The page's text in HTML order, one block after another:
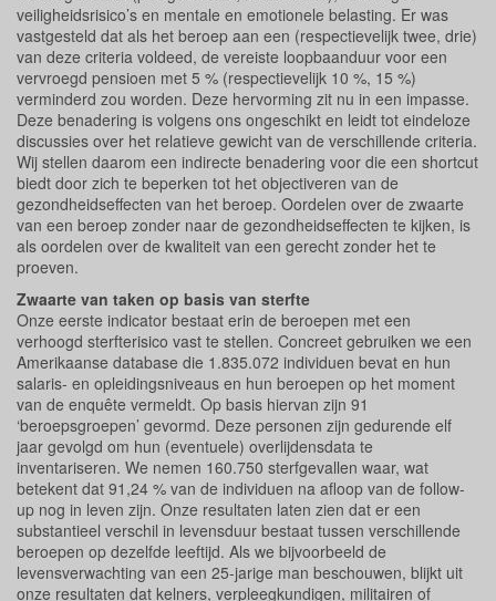
veiligheidsrisico’s en mentale en emotionele belasting. Er was
vastgesteld dat als het beroep aan een (respectievelijk twee, drie)
van deze criteria voldeed, de vereiste loopbaanduur voor een
vervroegd pensioen met 5 % (respectievelijk 10 %, 15 %)
verminderd zou worden. Deze hervorming zit nu in een impasse.
Deze benadering is volgens ons ongeschikt en leidt tot eindeloze
discussies over het relatieve gewicht van de verschillende criteria.
Wij stellen daarom een indirecte benadering voor die een shortcut
biedt door zich te beperken tot het objectiveren van de
gezondheidseffecten van het beroep. Oordelen over de zwaarte
van een beroep zonder naar de gezondheidseffecten te kijken, is
als oordelen over de kwaliteit van een gerecht zonder het te
proeven.
Zwaarte van taken op basis van sterfte
Onze eerste indicator bestaat erin de beroepen met een
verhoogd sterfterisico vast te stellen. Concreet gebruiken we een
Amerikaanse database die 1.835.072 individuen bevat en hun
salaris- en opleidingsniveaus en hun beroepen op het moment
van de enquête vermeldt. Op basis hiervan zijn 91
‘beroepsgroepen’ gevormd. Deze personen zijn gedurende elf
jaar gevolgd om hun (eventuele) overlijdensdata te
inventariseren. We nemen 160.750 sterfgevallen waar, wat
betekent dat 91,24 % van de individuen na afloop van de follow-
up nog in leven zijn. Onze resultaten laten zien dat er een
substantieel verschil in levensduur bestaat tussen verschillende
beroepen op dezelfde leeftijd. Als we bijvoorbeeld de
levensverwachting van een 25-jarige man beschouwen, blijkt uit
onze resultaten dat kelners, verpleegkundigen, militairen of